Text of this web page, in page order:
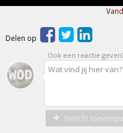
Delen op
Ook een reactie
Bericht